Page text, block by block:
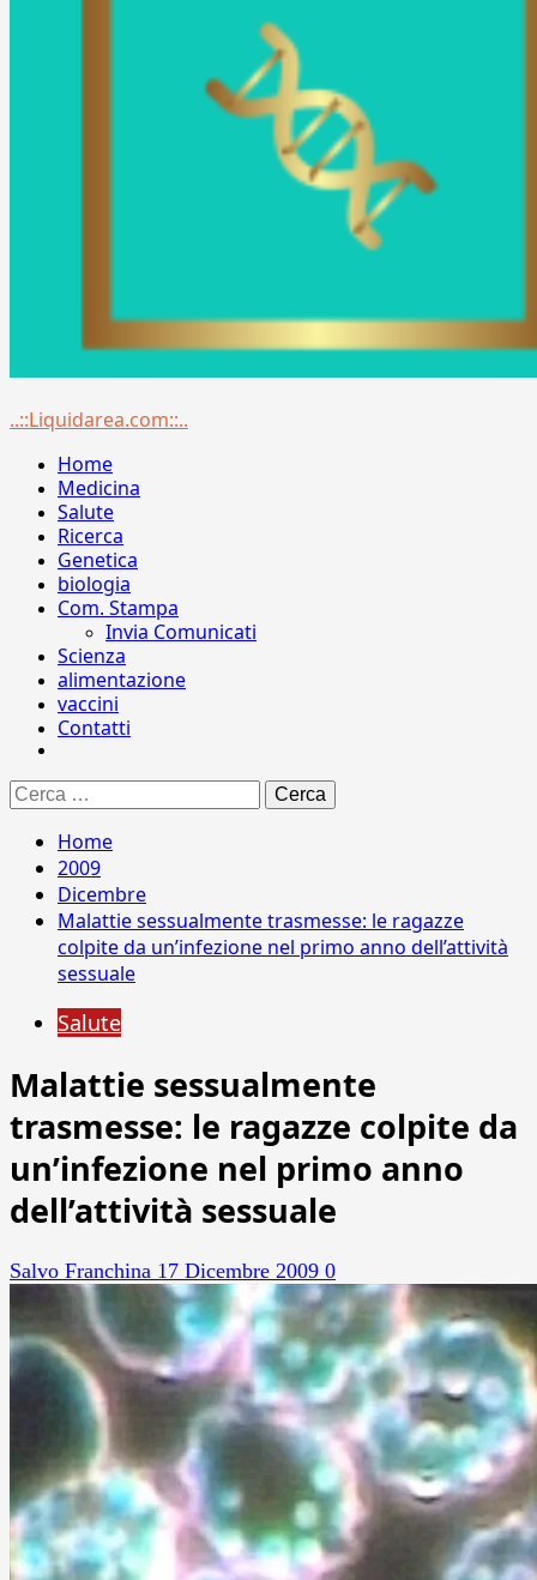
Menu
..::Liquidarea.com::..
Home
Medicina
Salute
Ricerca
Genetica
biologia
Com. Stampa
Invia Comunicati
Scienza
alimentazione
vaccini
Contatti
Ricerca
per:
Home
2009
Dicembre
Malattie sessualmente trasmesse: le ragazze
colpite da un’infezione nel primo anno dell’attività
sessuale
Salute
Malattie sessualmente
trasmesse: le ragazze colpite da
un’infezione nel primo anno
dell’attività sessuale
Salvo Franchina 17 Dicembre 2009 0